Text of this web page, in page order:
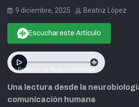
9 diciembre, 2025 Beatriz López
Escuchar este Artículo
Una lectura desde la
comunicación humana